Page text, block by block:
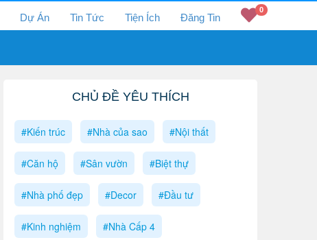
Dự Án Tin Tức Tiện Ích Đăng Tin
0
CHỦ ĐỀ YÊU THÍCH
#Kiến trúc #Nhà của sao #Nội thất
#Căn hộ #Sân vườn #Biệt thự
#Nhà phố đẹp #Decor #Đầu tư
#Kinh nghiệm #Nhà Cấp 4